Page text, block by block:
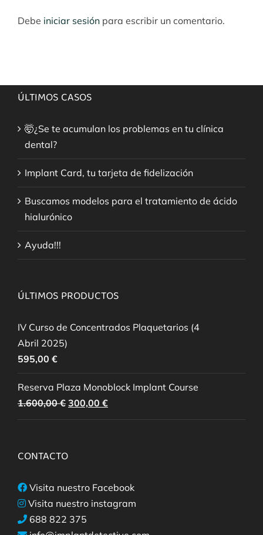
Debe iniciar sesión para escribir un comentario.
ÚLTIMOS CASOS
🤯¿Se te acumulan los problemas en tu clínica
dental?
Implant Card, tu tarjeta de fidelización
Buscamos modelos para el tratamiento de ácido
hialurónico
Ayuda!!!
ÚLTIMOS PRODUCTOS
IV Curso de Concentrados Plaquetarios (4
Abril 2025)
595,00 €
Reserva Plaza Monoblock Implant Course
1.600,00€ El
precio
300,00 €
precio
CONTACTO
Visita nuestro Facebook
Visita nuestro instagram
688 822 375